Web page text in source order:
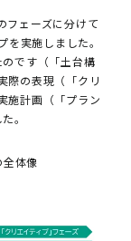
フェーズに分けて
実施しました。
です（「土台構
際の表現（「クリ
施計画（「プラン
。
体像